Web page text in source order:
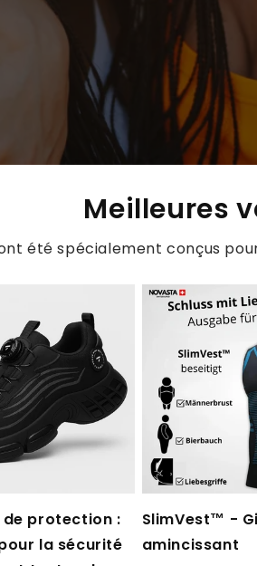
Meilleures
été spécialement conçus
de protection :
la sécurité
SlimVest™ -
amincissant